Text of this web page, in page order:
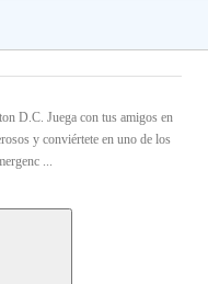
D.C. Juega con tus amigos en
y conviértete en uno de los
...